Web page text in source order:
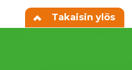
Takaisin ylös